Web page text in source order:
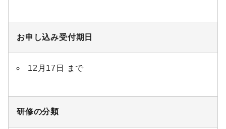
お申し込み受付期日
12月17日 まで
研修の分類